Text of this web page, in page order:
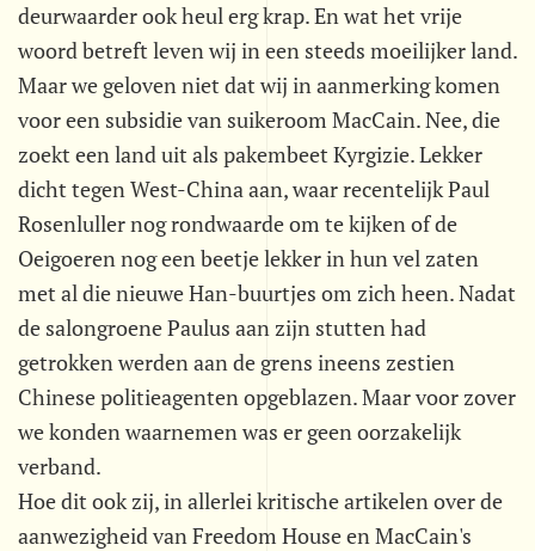
deurwaarder ook heul erg krap. En wat het vrije
woord betreft leven wij in een steeds moeilijker land.
Maar we geloven niet dat wij in aanmerking komen
voor een subsidie van suikeroom MacCain. Nee, die
zoekt een land uit als pakembeet Kyrgizie. Lekker
dicht tegen West-China aan, waar recentelijk Paul
Rosenluller nog rondwaarde om te kijken of de
Oeigoeren nog een beetje lekker in hun vel zaten
met al die nieuwe Han-buurtjes om zich heen. Nadat
de salongroene Paulus aan zijn stutten had
getrokken werden aan de grens ineens zestien
Chinese politieagenten opgeblazen. Maar voor zover
we konden waarnemen was er geen oorzakelijk
verband.
Hoe dit ook zij, in allerlei kritische artikelen over de
aanwezigheid van Freedom House en MacCain's